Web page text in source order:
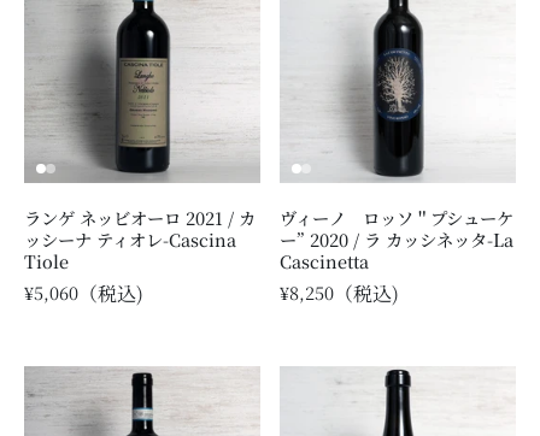
ランゲ ネッビオーロ 2021 / カ
ッシーナ ティオレ-Cascina
Tiole
¥5,060
ヴィーノ ロッソ＂プシューケ
ー” 2020 / ラ カッシネッタ-La
Cascinetta
¥8,250